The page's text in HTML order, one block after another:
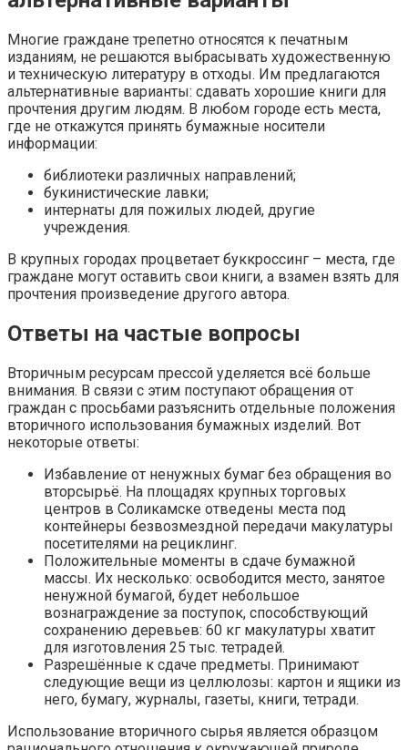
Многие граждане трепетно относятся к печатным
изданиям, не решаются выбрасывать художественную
и техническую литературу в отходы. Им предлагаются
альтернативные варианты: сдавать хорошие книги для
прочтения другим людям. В любом городе есть места,
где не откажутся принять бумажные носители
информации:
библиотеки различных направлений;
букинистические лавки;
интернаты для пожилых людей, другие
учреждения.
В крупных городах процветает буккроссинг – места, где
граждане могут оставить свои книги, а взамен взять для
прочтения произведение другого автора.
Ответы на частые вопросы
Вторичным ресурсам прессой уделяется всё больше
внимания. В связи с этим поступают обращения от
граждан с просьбами разъяснить отдельные положения
вторичного использования бумажных изделий. Вот
некоторые ответы:
Избавление от ненужных бумаг без обращения во
вторсырьё. На площадях крупных торговых
центров в Соликамске отведены места под
контейнеры безвозмездной передачи макулатуры
посетителями на рециклинг.
Положительные моменты в сдаче бумажной
массы. Их несколько: освободится место, занятое
ненужной бумагой, будет небольшое
вознаграждение за поступок, способствующий
сохранению деревьев: 60 кг макулатуры хватит
для изготовления 25 тыс. тетрадей.
Разрешённые к сдаче предметы. Принимают
следующие вещи из целлюлозы: картон и ящики из
него, бумагу, журналы, газеты, книги, тетради.
Использование вторичного сырья является образцом